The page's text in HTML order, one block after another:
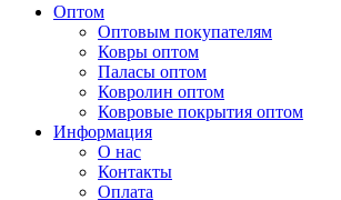
Оптом
Оптовым покупателям
Ковры оптом
Паласы оптом
Ковролин оптом
Ковровые покрытия оптом
Информация
О нас
Контакты
Оплата